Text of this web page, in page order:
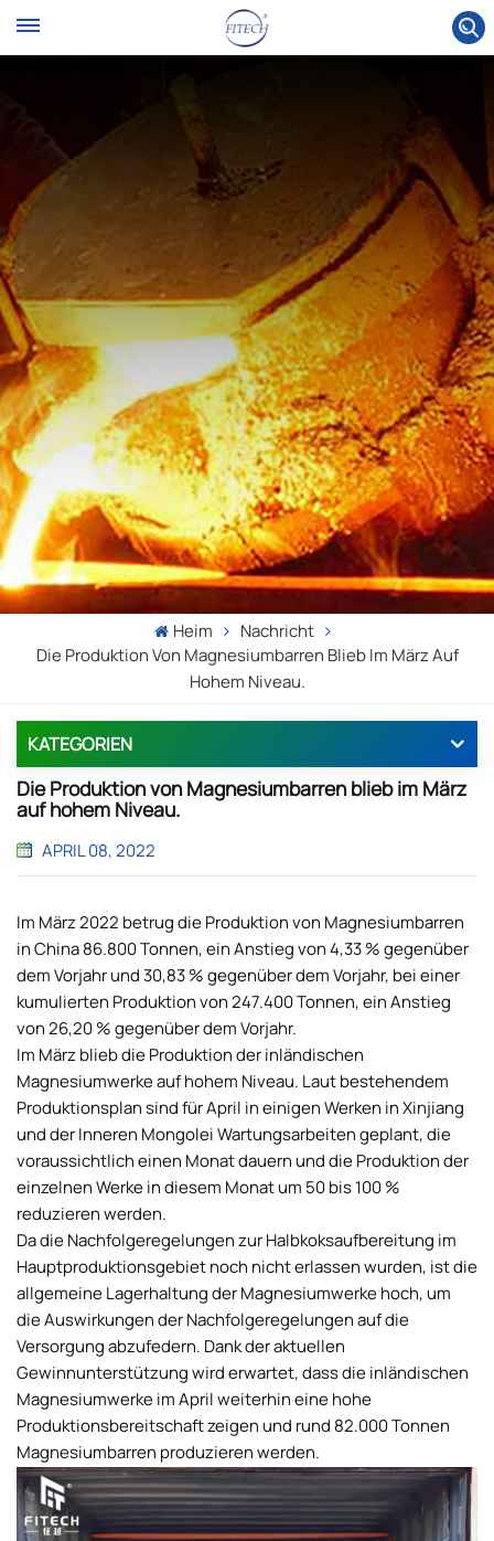
Heim
Nachricht
Die Produktion Von Magnesiumbarren Blieb Im März Auf
Hohem Niveau.
KATEGORIEN
Die Produktion von Magnesiumbarren blieb im März
auf hohem Niveau.
APRIL 08, 2022
Im März 2022 betrug die Produktion von Magnesiumbarren
in China 86.800 Tonnen, ein Anstieg von 4,33 % gegenüber
dem Vorjahr und 30,83 % gegenüber dem Vorjahr, bei einer
kumulierten Produktion von 247.400 Tonnen, ein Anstieg
von 26,20 % gegenüber dem Vorjahr.
Im März blieb die Produktion der inländischen
Magnesiumwerke auf hohem Niveau. Laut bestehendem
Produktionsplan sind für April in einigen Werken in Xinjiang
und der Inneren Mongolei Wartungsarbeiten geplant, die
voraussichtlich einen Monat dauern und die Produktion der
einzelnen Werke in diesem Monat um 50 bis 100 %
reduzieren werden.
Da die Nachfolgeregelungen zur Halbkoksaufbereitung im
Hauptproduktionsgebiet noch nicht erlassen wurden, ist die
allgemeine Lagerhaltung der Magnesiumwerke hoch, um
die Auswirkungen der Nachfolgeregelungen auf die
Versorgung abzufedern. Dank der aktuellen
Gewinnunterstützung wird erwartet, dass die inländischen
Magnesiumwerke im April weiterhin eine hohe
Produktionsbereitschaft zeigen und rund 82.000 Tonnen
Magnesiumbarren produzieren werden.